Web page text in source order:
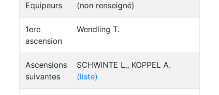
Equipeurs (non renseigné)
1ere
ascension
Wendling T.
Ascensions
suivantes
SCHWINTE L., KOPPEL A.
(liste)